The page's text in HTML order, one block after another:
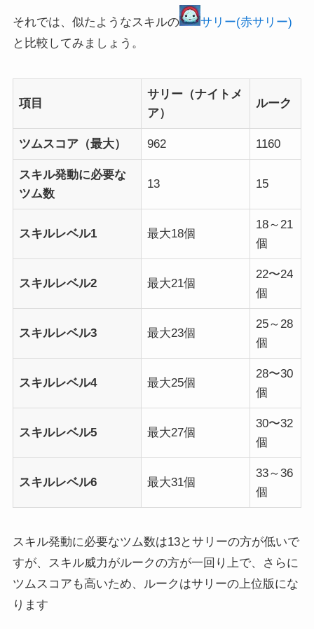
それでは、似たようなスキルの
サリー(赤サリー)
と比較してみましょう。
項目
サリー（ナイトメ
ア）
ルーク
ツムスコア（最大） 962 1160
スキル発動に必要な
ツム数
13 15
スキルレベル1 最大18個
18～21
個
スキルレベル2 最大21個
22〜24
個
スキルレベル3 最大23個
25～28
個
スキルレベル4 最大25個
28〜30
個
スキルレベル5 最大27個
30〜32
個
スキルレベル6 最大31個
33～36
個
スキル発動に必要なツム数は13とサリーの方が低いで
すが、スキル威力がルークの方が一回り上で、さらに
ツムスコアも高いため、ルークはサリーの上位版にな
ります